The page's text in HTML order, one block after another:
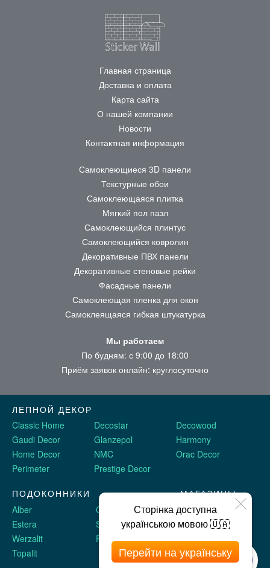
Главная страница
Доставка и оплата
Карта сайта
О нашей компании
Новости
Контактная информация
Самоклеющиеся 3D панели
Текстурные обои
Самоклеющаяся плитка
Мягкий пол пазл
Самоклеющийся плинтус
Самоклеющийся ковролин
Декоративные ПВХ панели
Декоративные стеновые рейки
Фасадные панели
Самоклеющая пленка для окон
Самоклеящаяся гибкая штукатурка
Мы работаем
По будням: с 9:00 до 18:00
Приём заявок онлайн: круглосуточно
ЛЕПНОЙ ДЕКОР
Classic Home
Decostar
Decowood
Gaudi Decor
Glanzepol
Harmony
Home Decor
NMC
Orac Decor
Perimeter
Prestige Decor
ПОДОКОННИКИ
Alber
Crystalit
Estera
Sauberg
Werzalit
Plastolit
Topalit
МАГАЗИНЫ
Двери Omis
Stickerwall
Жидкие обои
Сторінка доступна
українською мовою 🇺🇦
Перейти на українську